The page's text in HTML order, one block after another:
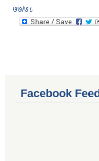
७७/७८
Facebook Feed